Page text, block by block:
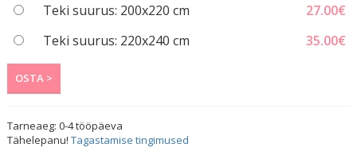
Teki suurus: 200x220 cm
27.00€
Teki suurus: 220x240 cm
35.00€
OSTA >
Tarneaeg:0-4tööpäeva
Tähelepanu!Tagastamise tingimused